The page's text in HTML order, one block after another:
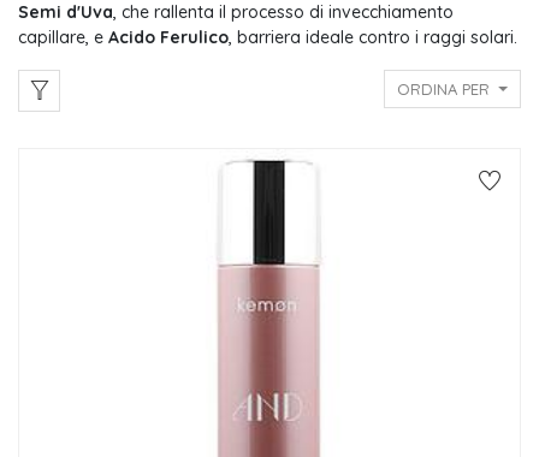
Semi d'Uva, che rallenta il processo di invecchiamento
capillare, e Acido Ferulico, barriera ideale contro i raggi solari.
ORDINA PER